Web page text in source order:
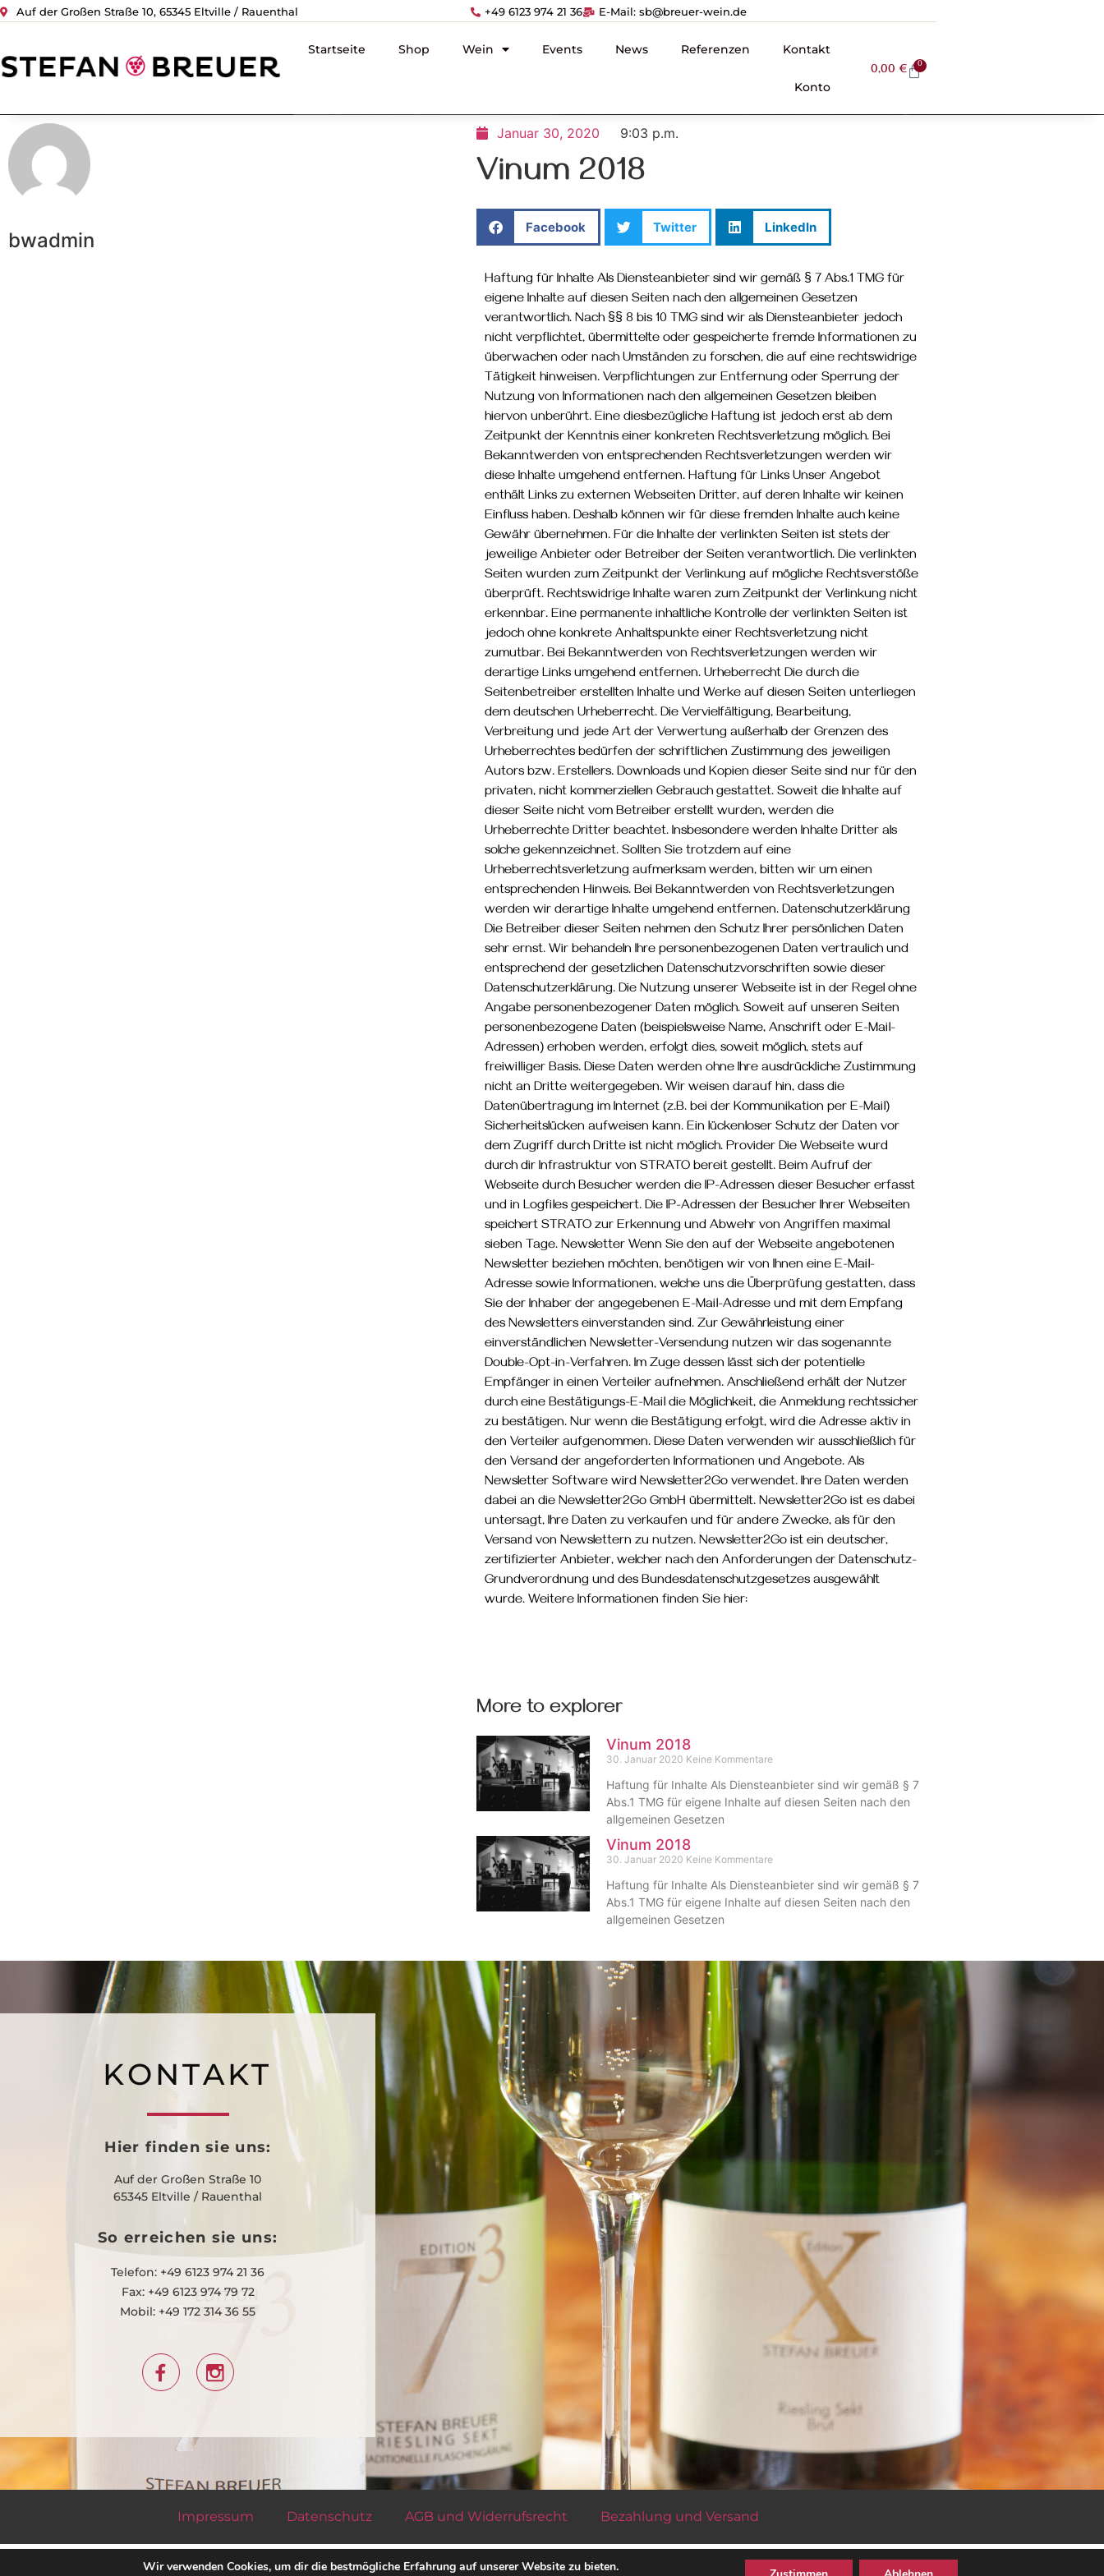
Auf der Großen Straße 10, 65345 Eltville / Rauenthal +49 6123 974 21 36 E-Mail: sb@breuer-wein.de
Startseite Shop Wein Events News Referenzen Kontakt
Konto
0,00€ 0
bwadmin
Januar 30, 2020 9:03 p.m.
Vinum 2018
Facebook Twitter LinkedIn
Haftung für Inhalte Als Diensteanbieter sind wir gemäß § 7 Abs.1 TMG für
eigene Inhalte auf diesen Seiten nach den allgemeinen Gesetzen
verantwortlich. Nach §§ 8 bis 10 TMG sind wir als Diensteanbieter jedoch
nicht verpflichtet, übermittelte oder gespeicherte fremde Informationen zu
überwachen oder nach Umständen zu forschen, die auf eine rechtswidrige
Tätigkeit hinweisen. Verpflichtungen zur Entfernung oder Sperrung der
Nutzung von Informationen nach den allgemeinen Gesetzen bleiben
hiervon unberührt. Eine diesbezügliche Haftung ist jedoch erst ab dem
Zeitpunkt der Kenntnis einer konkreten Rechtsverletzung möglich. Bei
Bekanntwerden von entsprechenden Rechtsverletzungen werden wir
diese Inhalte umgehend entfernen. Haftung für Links Unser Angebot
enthält Links zu externen Webseiten Dritter, auf deren Inhalte wir keinen
Einfluss haben. Deshalb können wir für diese fremden Inhalte auch keine
Gewähr übernehmen. Für die Inhalte der verlinkten Seiten ist stets der
jeweilige Anbieter oder Betreiber der Seiten verantwortlich. Die verlinkten
Seiten wurden zum Zeitpunkt der Verlinkung auf mögliche Rechtsverstöße
überprüft. Rechtswidrige Inhalte waren zum Zeitpunkt der Verlinkung nicht
erkennbar. Eine permanente inhaltliche Kontrolle der verlinkten Seiten ist
jedoch ohne konkrete Anhaltspunkte einer Rechtsverletzung nicht
zumutbar. Bei Bekanntwerden von Rechtsverletzungen werden wir
derartige Links umgehend entfernen. Urheberrecht Die durch die
Seitenbetreiber erstellten Inhalte und Werke auf diesen Seiten unterliegen
dem deutschen Urheberrecht. Die Vervielfältigung, Bearbeitung,
Verbreitung und jede Art der Verwertung außerhalb der Grenzen des
Urheberrechtes bedürfen der schriftlichen Zustimmung des jeweiligen
Autors bzw. Erstellers. Downloads und Kopien dieser Seite sind nur für den
privaten, nicht kommerziellen Gebrauch gestattet. Soweit die Inhalte auf
dieser Seite nicht vom Betreiber erstellt wurden, werden die
Urheberrechte Dritter beachtet. Insbesondere werden Inhalte Dritter als
solche gekennzeichnet. Sollten Sie trotzdem auf eine
Urheberrechtsverletzung aufmerksam werden, bitten wir um einen
entsprechenden Hinweis. Bei Bekanntwerden von Rechtsverletzungen
werden wir derartige Inhalte umgehend entfernen. Datenschutzerklärung
Die Betreiber dieser Seiten nehmen den Schutz Ihrer persönlichen Daten
sehr ernst. Wir behandeln Ihre personenbezogenen Daten vertraulich und
entsprechend der gesetzlichen Datenschutzvorschriften sowie dieser
Datenschutzerklärung. Die Nutzung unserer Webseite ist in der Regel ohne
Angabe personenbezogener Daten möglich. Soweit auf unseren Seiten
personenbezogene Daten (beispielsweise Name, Anschrift oder E-Mail-
Adressen) erhoben werden, erfolgt dies, soweit möglich, stets auf
freiwilliger Basis. Diese Daten werden ohne Ihre ausdrückliche Zustimmung
nicht an Dritte weitergegeben. Wir weisen darauf hin, dass die
Datenübertragung im Internet (z.B. bei der Kommunikation per E-Mail)
Sicherheitslücken aufweisen kann. Ein lückenloser Schutz der Daten vor
dem Zugriff durch Dritte ist nicht möglich. Provider Die Webseite wurd
durch dir Infrastruktur von STRATO bereit gestellt. Beim Aufruf der
Webseite durch Besucher werden die IP-Adressen dieser Besucher erfasst
und in Logfiles gespeichert. Die IP-Adressen der Besucher Ihrer Webseiten
speichert STRATO zur Erkennung und Abwehr von Angriffen maximal
sieben Tage. Newsletter Wenn Sie den auf der Webseite angebotenen
Newsletter beziehen möchten, benötigen wir von Ihnen eine E-Mail-
Adresse sowie Informationen, welche uns die Überprüfung gestatten, dass
Sie der Inhaber der angegebenen E-Mail-Adresse und mit dem Empfang
des Newsletters einverstanden sind. Zur Gewährleistung einer
einverständlichen Newsletter-Versendung nutzen wir das sogenannte
Double-Opt-in-Verfahren. Im Zuge dessen lässt sich der potentielle
Empfänger in einen Verteiler aufnehmen. Anschließend erhält der Nutzer
durch eine Bestätigungs-E-Mail die Möglichkeit, die Anmeldung rechtssicher
zu bestätigen. Nur wenn die Bestätigung erfolgt, wird die Adresse aktiv in
den Verteiler aufgenommen. Diese Daten verwenden wir ausschließlich für
den Versand der angeforderten Informationen und Angebote. Als
Newsletter Software wird Newsletter2Go verwendet. Ihre Daten werden
dabei an die Newsletter2Go GmbH übermittelt. Newsletter2Go ist es dabei
untersagt, Ihre Daten zu verkaufen und für andere Zwecke, als für den
Versand von Newslettern zu nutzen. Newsletter2Go ist ein deutscher,
zertifizierter Anbieter, welcher nach den Anforderungen der Datenschutz-
Grundverordnung und des Bundesdatenschutzgesetzes ausgewählt
wurde. Weitere Informationen finden Sie hier:
More to explorer
Vinum 2018
30. Januar 2020 Keine Kommentare
Haftung für Inhalte Als Diensteanbieter sind wir gemäß § 7
Abs.1 TMG für eigene Inhalte auf diesen Seiten nach den
allgemeinen Gesetzen
Vinum 2018
30. Januar 2020 Keine Kommentare
Haftung für Inhalte Als Diensteanbieter sind wir gemäß § 7
Abs.1 TMG für eigene Inhalte auf diesen Seiten nach den
allgemeinen Gesetzen
KONTAKT
Hier finden sie uns:
Auf der Großen Straße 10
65345 Eltville / Rauenthal
So erreichen sie uns:
Telefon: +49 6123 974 21 36
Fax: +49 6123 974 79 72
Mobil: +49 172 314 36 55
Impressum Datenschutz AGB und Widerrufsrecht Bezahlung und Versand
Alle Preise inkl. der gesetzlichen MwSt.
Wir verwenden Cookies, um dir die bestmögliche Erfahrung auf unserer Website zu bieten.